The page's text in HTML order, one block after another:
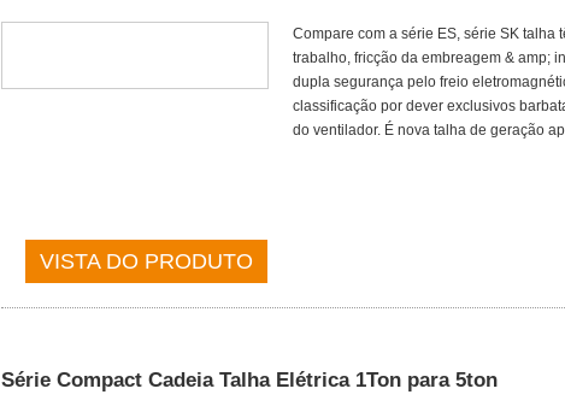
Compare com a série ES, série SK talha
trabalho, fricção da embreagem & amp;
dupla segurança pelo freio
classificação por dever exclusivos
do ventilador. É nova talha de geração
VISTA DO PRODUTO
Série Compact Cadeia Talha Elétrica 1Ton para 5ton